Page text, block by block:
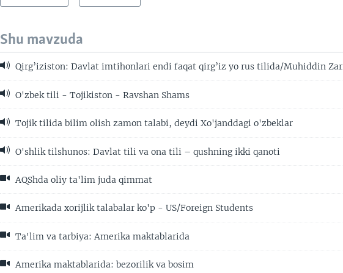
Shu mavzuda
Qirg’iziston: Davlat imtihonlari endi faqat qirg’iz yo rus tilida/Muhiddin
O'zbek tili - Tojikiston - Ravshan Shams
Tojik tilida bilim olish zamon talabi, deydi Xo'janddagi o'zbeklar
O'shlik tilshunos: Davlat tili va ona tili – qushning ikki qanoti
AQShda oliy ta'lim juda qimmat
Amerikada xorijlik talabalar ko'p - US/Foreign Students
Ta'lim va tarbiya: Amerika maktablarida
Amerika maktablarida: bezorilik va bosim